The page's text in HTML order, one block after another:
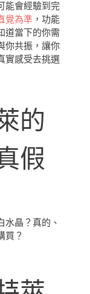
能會經驗到完
覺為準 ，功能
道當下的你需
你共振，讓你
實感受去挑選
的
假
水晶？真的、
買？